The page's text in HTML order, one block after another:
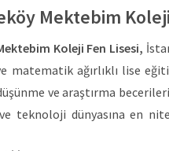
Mektebim
Koleji Fen Lisesi,
matematik ağırlıklı lise
ve araştırma
teknoloji dünyasına en